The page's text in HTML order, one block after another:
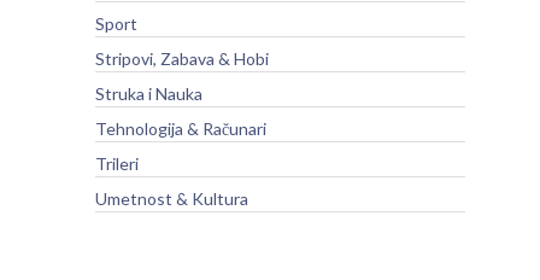
Sport
Stripovi, Zabava & Hobi
Struka i Nauka
Tehnologija & Računari
Trileri
Umetnost & Kultura